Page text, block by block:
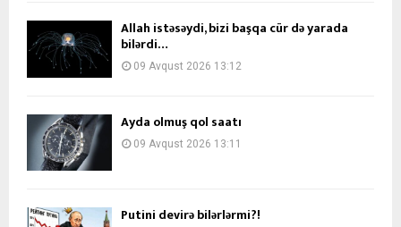
Allah istəsəydi, bizi başqa cür də yarada
bilərdi…
09 Avqust 2026 13:12
Ayda olmuş qol saatı
09 Avqust 2026 13:11
Putini devirə bilərlərmi?!